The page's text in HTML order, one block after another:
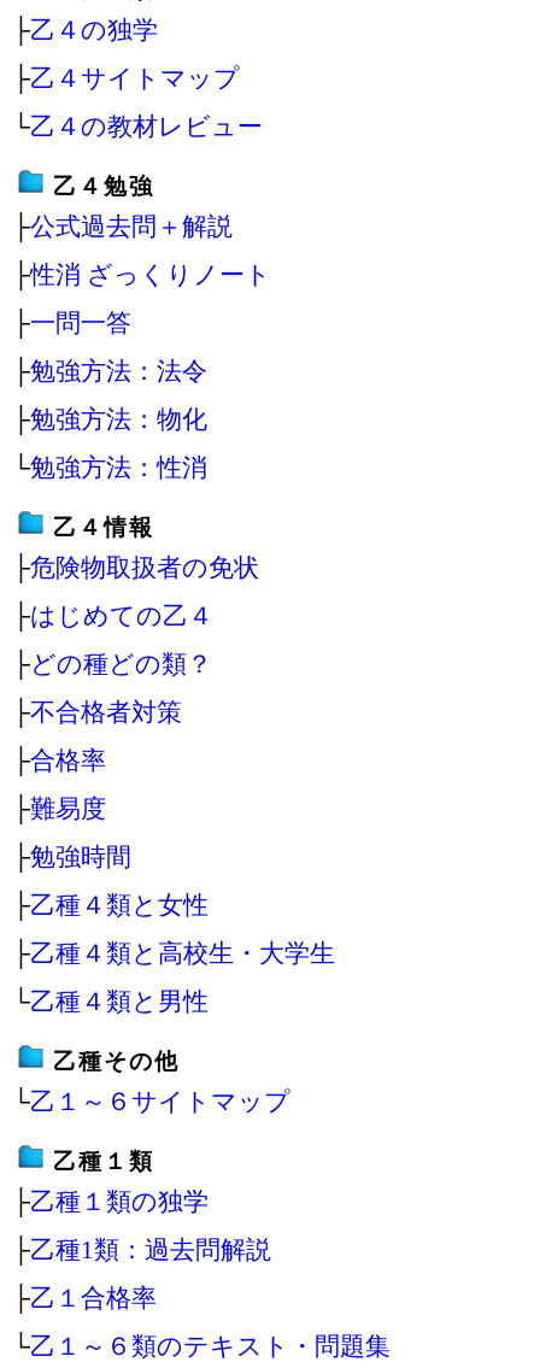
├乙４の独学
├乙４サイトマップ
└乙４の教材レビュー
乙４勉強
├公式過去問＋解説
├性消 ざっくりノート
├一問一答
├勉強方法：法令
├勉強方法：物化
└勉強方法：性消
乙４情報
├危険物取扱者の免状
├はじめての乙４
├どの種どの類？
├不合格者対策
├合格率
├難易度
├勉強時間
├乙種４類と女性
├乙種４類と高校生・大学生
└乙種４類と男性
乙種その他
└乙１～６サイトマップ
乙種１類
├乙種１類の独学
├乙種1類：過去問解説
├乙１合格率
└乙１～６類のテキスト・問題集